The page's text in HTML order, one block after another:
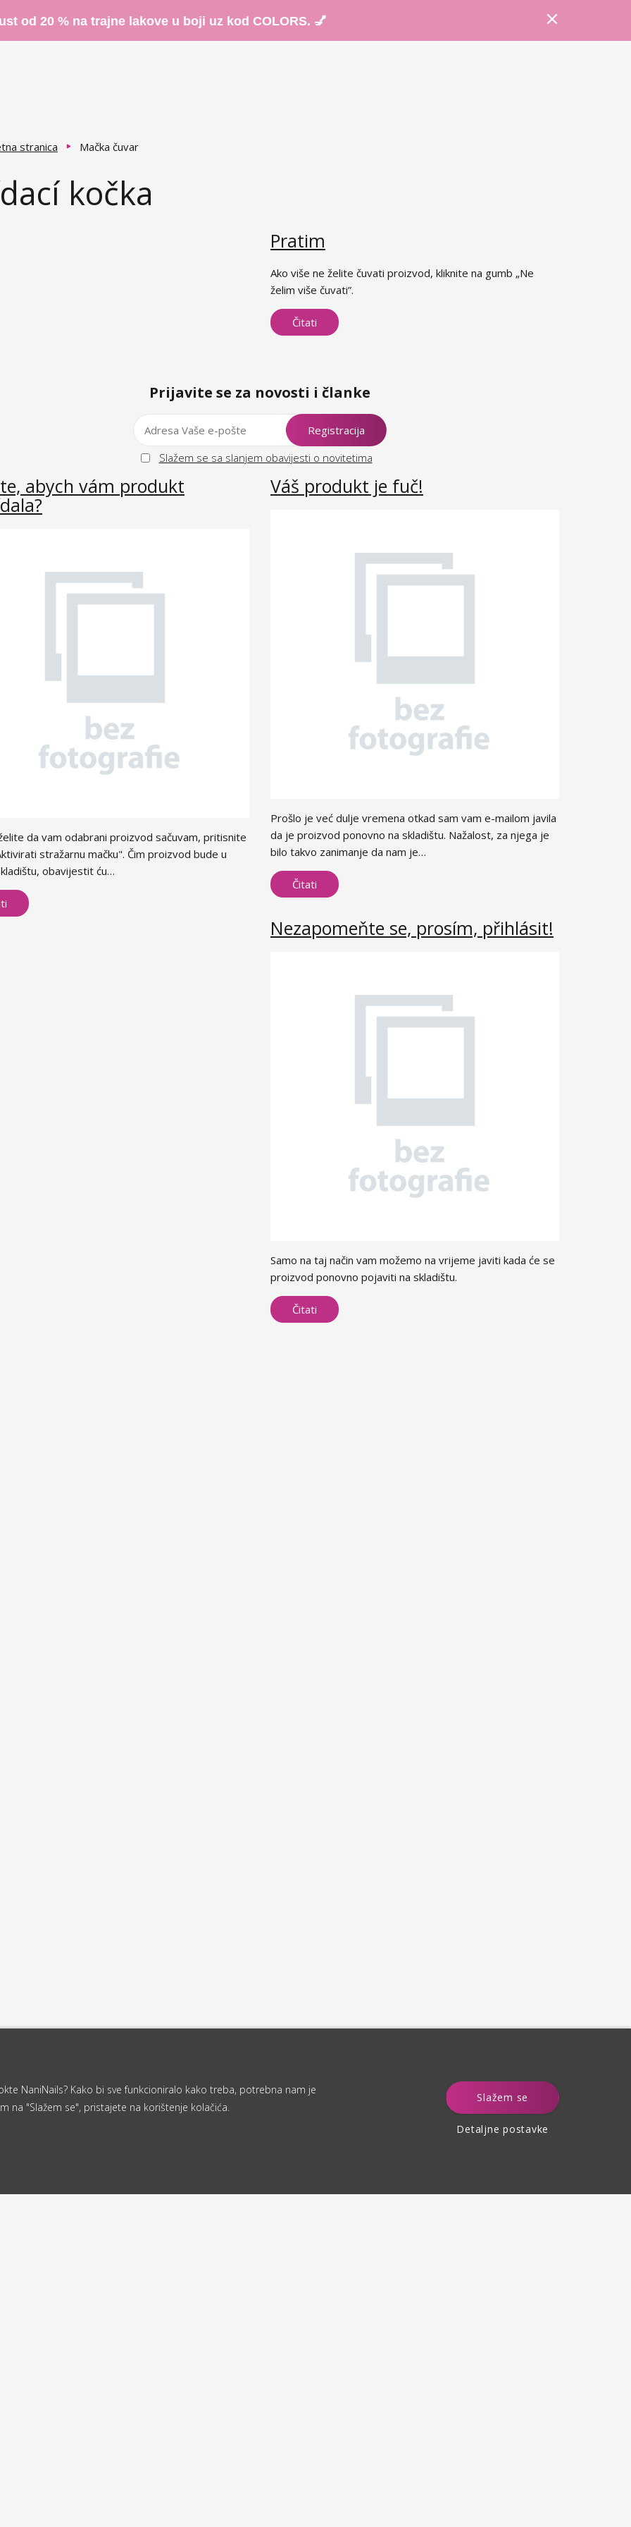
NaniNails? Kako bi sve funkcioniralo kako treba, potrebna nam je
na "Slažem se", pristajete na korištenje kolačića.
Slažem se
Detaljne postavke
od 20 % na trajne lakove u boji uz kod COLORS. 💅
stranica Mačka čuvar
kočka
Pratim
Ako više ne želite čuvati proizvod, kliknite na gumb „Ne
želim više čuvati”.
Čitati
Prijavite se za novosti i članke
Slažem se sa slanjem obavijesti o novitetima
abych vám produkt
da vam odabrani proizvod sačuvam, pritisnite
stražarnu mačku". Čim proizvod bude u
obavijestit ću…
Váš produkt je fuč!
Prošlo je već dulje vremena otkad sam vam e-mailom javila
da je proizvod ponovno na skladištu. Nažalost, za njega je
bilo takvo zanimanje da nam je…
Čitati
Nezapomeňte se, prosím, přihlásit!
Samo na taj način vam možemo na vrijeme javiti kada će se
proizvod ponovno pojaviti na skladištu.
Čitati